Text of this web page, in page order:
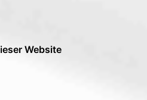
Website